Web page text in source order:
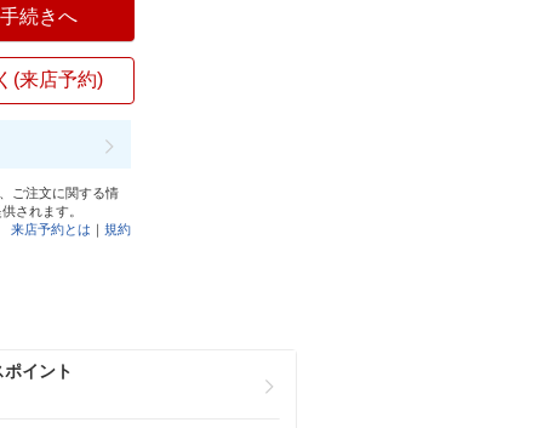
続きへ
(来店予約)
ご注文に関する情
されます。
来店予約とは ｜規約
イント